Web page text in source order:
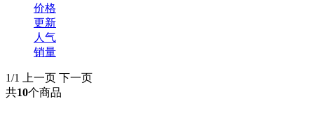
价格
更新
人气
销量
1/1 上一页 下一页
共10个商品